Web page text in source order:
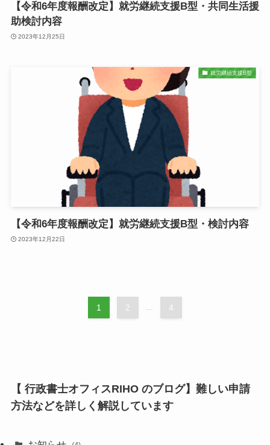
【令和6年度報酬改定】就労継続支援B型・共同生活援
助検討内容
2023年12月25日
就労継続支援B型
【令和6年度報酬改定】就労継続支援B型・検討内容
2023年12月22日
1 2 ... 4
【 行政書士オフィスRIHO のブログ】難しい申請
方法などを詳しく解説しています